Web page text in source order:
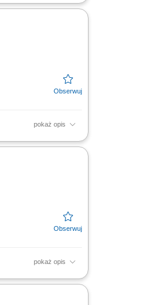
pokaż opis
pokaż opis